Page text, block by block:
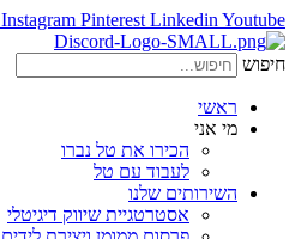
Instagram Pinterest Linkedin Youtube
חיפוש
ראשי
מי אני
הכירו את טל נברו
לעבוד עם טל
השירותים שלנו
אסטרטגיית שיווק דיגיטלי